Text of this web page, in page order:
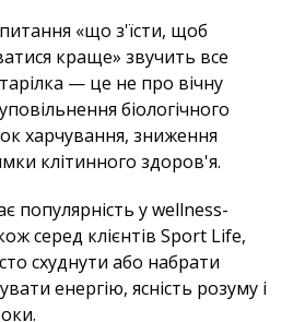
питання «що з'їсти, щоб
краще» звучить все
— це не про вічну
біологічного
харчування, зниження
клітинного здоров'я.
популярність у wellness-
серед клієнтів Sport Life,
схуднути або набрати
енергію, ясність розуму і